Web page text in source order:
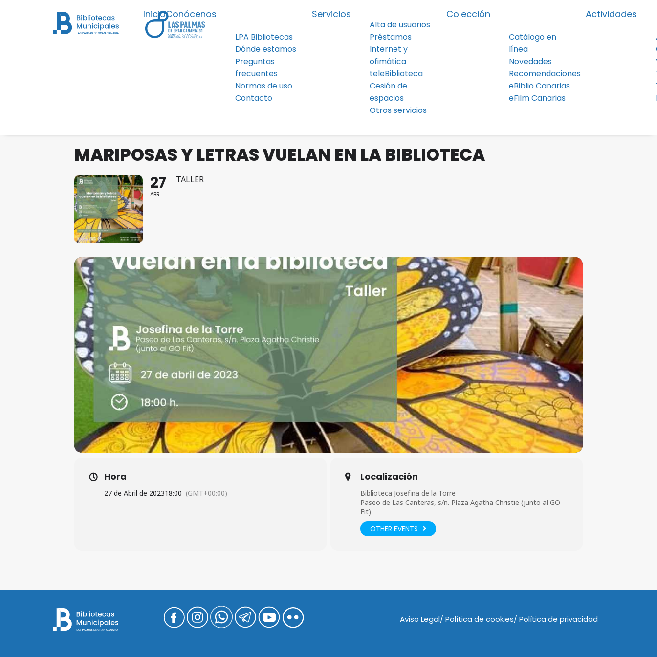
InicioConócenos
LPA Bibliotecas
Dónde estamos
Preguntas
frecuentes
Normas de uso
Contacto
Servicios
Alta de usuarios
Préstamos
Internet y
ofimática
teleBiblioteca
Cesión de
espacios
Otros servicios
Colección
Catálogo en
línea
Novedades
Recomendaciones
eBiblio Canarias
eFilm Canarias
Actividades
MARIPOSAS Y LETRAS VUELAN EN LA BIBLIOTECA
27
ABR
TALLER
Hora
27 de Abril de 202318:00 (GMT+00:00)
Localización
Biblioteca Josefina de la Torre
Paseo de Las Canteras, s/n. Plaza Agatha Christie (junto al GO
Fit)
OTHER EVENTS
Aviso Legal Política de cookies Política de privacidad